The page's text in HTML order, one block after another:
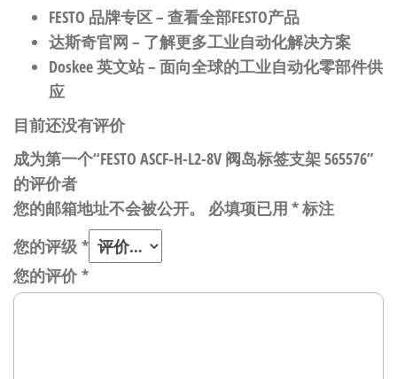
FESTO 品牌专区– 查看全部FESTO产品
达斯奇官网 – 了解更多工业自动化解决方案
Doskee 英文站– 面向全球的工业自动化零部件供
应
目前还没有评价
成为第一个“FESTO ASCF-H-L2-8V 阀岛标签支架 565576”
的评价者
您的邮箱地址不会被公开。
必填项已用 *标注
您的评级 *
您的评价*